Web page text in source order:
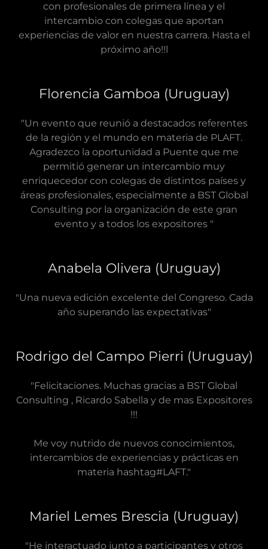
con profesionales de primera línea y el
intercambio con colegas que aportan
experiencias de valor en nuestra carrera. Hasta el
próximo año!!l
Florencia Gamboa (Uruguay)
"Un evento que reunió a destacados referentes
de la región y el mundo en materia de PLAFT.
Agradezco la oportunidad a Puente que me
permitió generar un intercambio muy
enriquecedor con colegas de distintos países y
áreas profesionales, especialmente a BST Global
Consulting por la organización de este gran
evento y a todos los expositores "
Anabela Olivera (Uruguay)
"Una nueva edición excelente del Congreso. Cada
año superando las expectativas"
Rodrigo del Campo Pierri (Uruguay)
"Felicitaciones. Muchas gracias a BST Global
Consulting , Ricardo Sabella y de mas Expositores
!!!
Me voy nutrido de nuevos conocimientos,
intercambios de experiencias y prácticas en
materia hashtag#LAFT."
Mariel Lemes Brescia (Uruguay)
"He interactuado junto a participantes y otros